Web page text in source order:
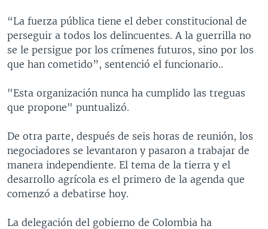
ENTRETENIMIENTO
“La fuerza pública tiene el deber constitucional de
perseguir a todos los delincuentes. A la guerrilla no
se le persigue por los crímenes futuros, sino por los
que han cometido”, sentenció el funcionario..
"Esta organización nunca ha cumplido las treguas
que propone" puntualizó.
De otra parte, después de seis horas de reunión, los
negociadores se levantaron y pasaron a trabajar de
manera independiente. El tema de la tierra y el
desarrollo agrícola es el primero de la agenda que
comenzó a debatirse hoy.
La delegación del gobierno de Colombia ha